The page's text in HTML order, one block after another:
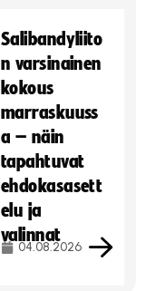
Salibandyliito
n varsinainen
kokous
marraskuuss
a – näin
tapahtuvat
ehdokasasett
elu ja
valinnat
04.08.2026